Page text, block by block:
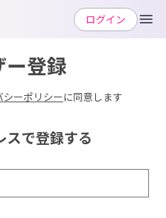
ー登録
シーポリシーに同意します
スで登録する
ログイン